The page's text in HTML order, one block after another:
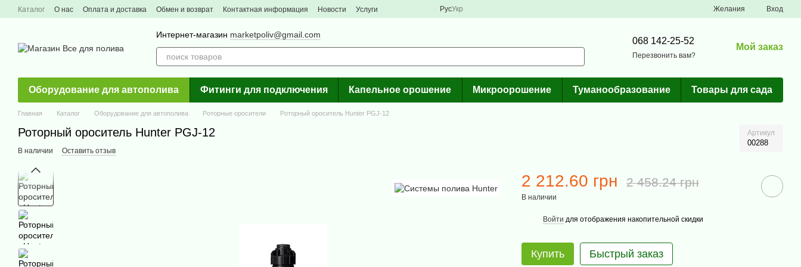
Перейти к основному контенту
Каталог О нас Оплата и доставка Обмен и возврат Контактная информация Новости Услуги РусУкр Желания Вход
Интернет-магазин marketpoliv@gmail.com
068 142-25-52
Перезвонить вам?
Мой заказ
Оборудование для автополива Фитинги для подключения Капельное орошение Микроорошение Туманообразование Товары для сада
Главная Каталог Оборудование для автополива Роторные оросители Роторный ороситель Hunter PGJ-12
Роторный ороситель Hunter PGJ-12 Артикул
00288
В наличии Оставить отзыв
2 212.60 грн 2 458.24 грн
В наличии
Войти для отображения накопительной скидки
Купить Быстрый заказ